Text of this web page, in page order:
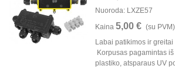
Nuoroda: LXZE57
Kaina5,00 € (su PVM)
Labai patikimos ir
Korpusas pagamintas
plastiko, atsparaus UV